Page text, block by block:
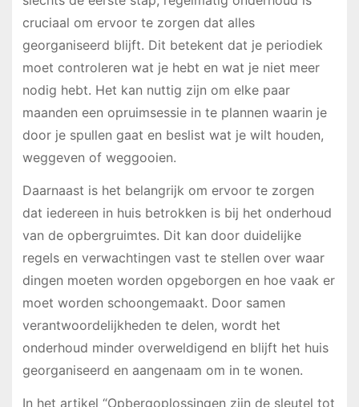
cruciaal om ervoor te zorgen dat alles
georganiseerd blijft. Dit betekent dat je periodiek
moet controleren wat je hebt en wat je niet meer
nodig hebt. Het kan nuttig zijn om elke paar
maanden een opruimsessie in te plannen waarin je
door je spullen gaat en beslist wat je wilt houden,
weggeven of weggooien.
Daarnaast is het belangrijk om ervoor te zorgen
dat iedereen in huis betrokken is bij het onderhoud
van de opbergruimtes. Dit kan door duidelijke
regels en verwachtingen vast te stellen over waar
dingen moeten worden opgeborgen en hoe vaak er
moet worden schoongemaakt. Door samen
verantwoordelijkheden te delen, wordt het
onderhoud minder overweldigend en blijft het huis
georganiseerd en aangenaam om in te wonen.
In het artikel “Opbergoplossingen zijn de sleutel tot